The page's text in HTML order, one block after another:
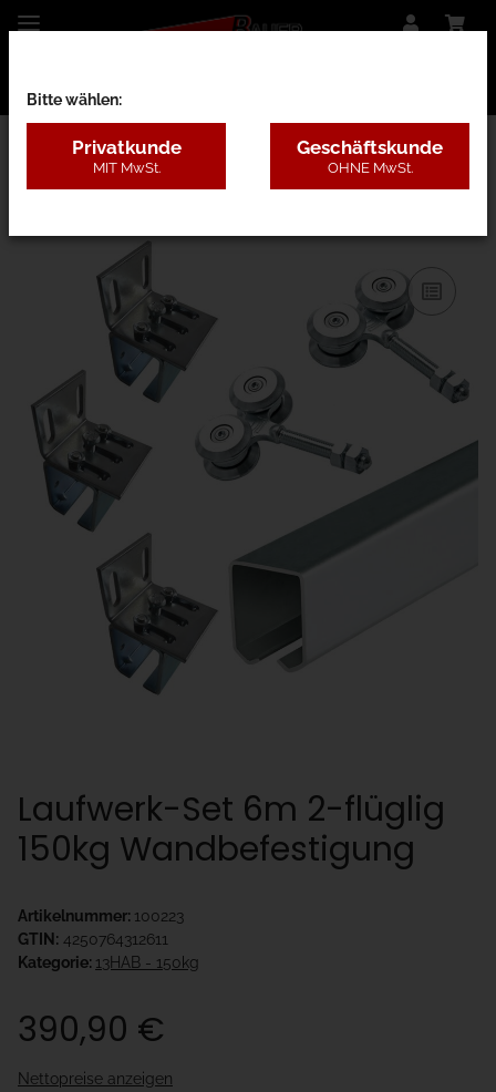
13HAB - 150kg
Laufwerk-Set 6m 2-flüglig
150kg Wandbefestigung
Artikelnummer: 100223
GTIN: 4250764312611
Kategorie: 13HAB - 150kg
390,90 €
Nettopreise anzeigen
Bitte wählen:
Privatkunde
MIT MwSt.
Geschäftskunde
OHNE MwSt.